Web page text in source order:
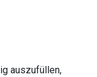
auszufüllen,